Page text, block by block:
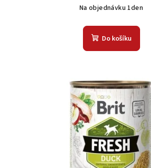
Na objednávku 1den
Do košíku